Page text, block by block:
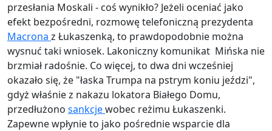
przesłania Moskali - coś wynikło? Jeżeli oceniać jako
efekt bezpośredni, rozmowę telefoniczną prezydenta
Macrona z Łukaszenką, to prawdopodobnie można
wysnuć taki wniosek. Lakoniczny komunikat Mińska nie
brzmiał radośnie. Co więcej, to dwa dni wcześniej
okazało się, że "łaska Trumpa na pstrym koniu jeździ",
gdyż właśnie z nakazu lokatora Białego Domu,
przedłużono sankcjewobec reżimu Łukaszenki.
Zapewne wpłynie to jako pośrednie wsparcie dla